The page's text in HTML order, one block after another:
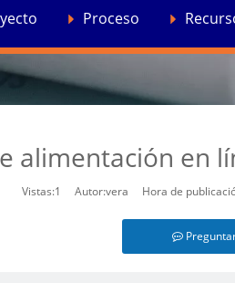
Proceso
de productos » Plataforma de
alimentación en
Vistas:1 Autor:vera Hora de